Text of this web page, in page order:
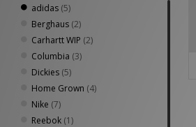
adidas (5)
Berghaus (2)
Carhartt WIP (2)
Columbia (3)
Dickies (5)
Home Grown (4)
Nike (7)
Reebok (1)